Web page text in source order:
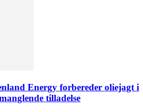
Energy forbereder oliejagt i
tilladelse